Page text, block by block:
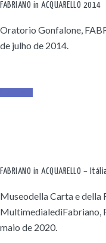
FABRIANO in ACQUARELLO 2014
Oratorio Gonfalone,
de julho de 2014.
FABRIANO in ACQUARELLO –
Museodella Carta e
MultimedialediFabriano,
maio de 2020.